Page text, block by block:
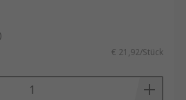
€ 21,92/Stück